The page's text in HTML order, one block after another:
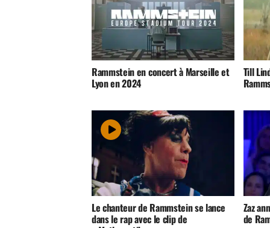
Rammstein en concert à Marseille et
Lyon en 2024
Till
Le chanteur de Rammstein se lance
dans le rap avec le clip de
Zaz
de